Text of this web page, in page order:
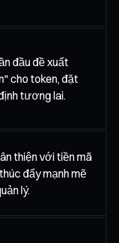
đầu đề xuất
cho token, đặt
tương lai.
thiện với tiền mã
đẩy mạnh mẽ
lý.